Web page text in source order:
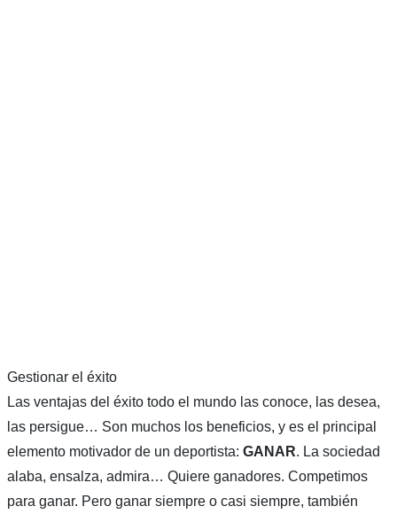
Gestionar el éxito
Las ventajas del éxito todo el mundo las conoce, las desea,
las persigue… Son muchos los beneficios, y es el principal
elemento motivador de un deportista: GANAR. La sociedad
alaba, ensalza, admira… Quiere ganadores. Competimos
para ganar. Pero ganar siempre o casi siempre, también